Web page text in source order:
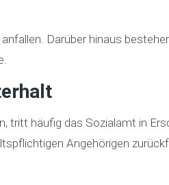
Darüber hinaus
tritt häufig das Sozialamt in
Angehörigen